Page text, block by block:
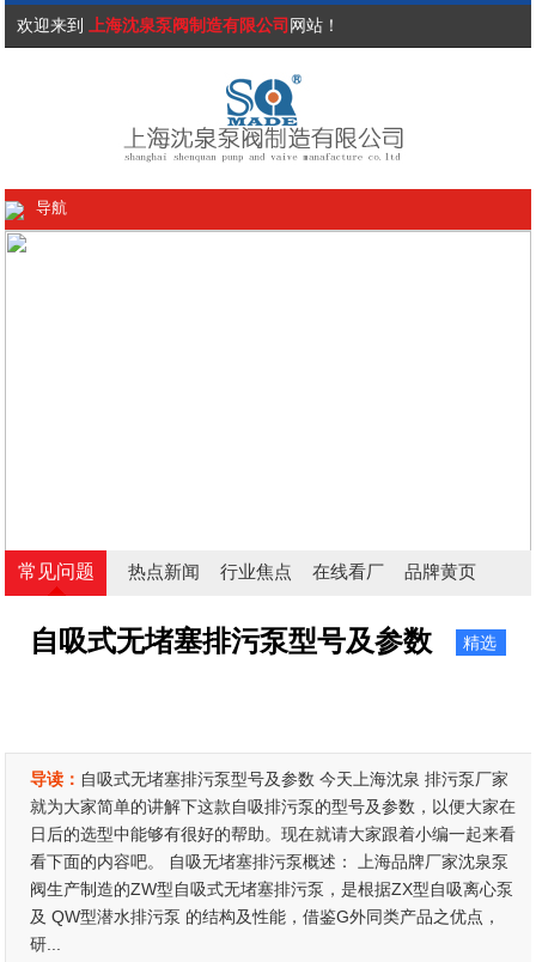
欢迎来到 上海沈泉泵阀制造有限公司 网站！
导航
常见问题 热点新闻 行业焦点 在线看厂 品牌黄页
自吸式无堵塞排污泵型号及参数 精选
导读： 自吸式无堵塞排污泵型号及参数 今天上海沈泉 排污泵厂家
就为大家简单的讲解下这款自吸排污泵的型号及参数，以便大家在
日后的选型中能够有很好的帮助。现在就请大家跟着小编一起来看
看下面的内容吧。 自吸无堵塞排污泵概述： 上海品牌厂家沈泉泵
阀生产制造的ZW型自吸式无堵塞排污泵，是根据ZX型自吸离心泵
及 QW型潜水排污泵 的结构及性能，借鉴G外同类产品之优点，
研...